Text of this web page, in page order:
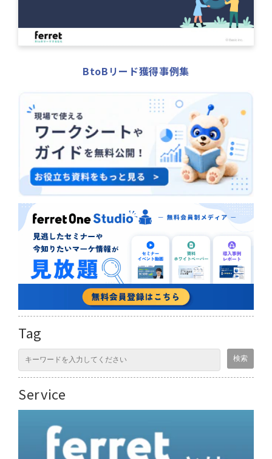
BtoBリード獲得事例集
Tag
Service